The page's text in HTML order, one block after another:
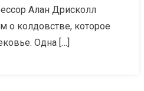
Алан Дрисколл
о колдовстве, которое
Одна […]